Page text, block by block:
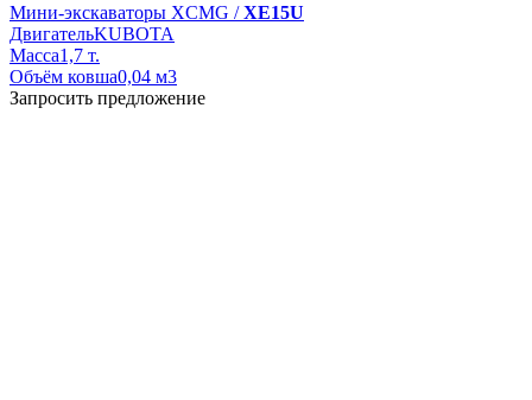
Мини-экскаваторы XCMG /XE15U
ДвигательKUBOTA
Масса1,7 т.
Объём ковша0,04 м3
Запросить предложение